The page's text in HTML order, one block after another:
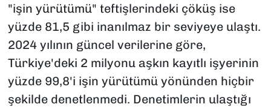
"işin yürütümü" teftişlerindeki çöküş ise
yüzde 81,5 gibi inanılmaz bir seviyeye ulaştı.
2024 yılının güncel verilerine göre,
Türkiye'deki 2 milyonu aşkın kayıtlı işyerinin
yüzde 99,8'i işin yürütümü yönünden hiçbir
şekilde denetlenmedi. Denetimlerin ulaştığı